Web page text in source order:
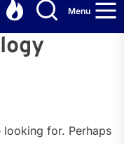
Menu
looking for. Perhaps